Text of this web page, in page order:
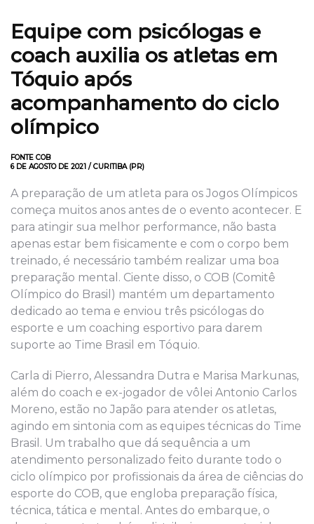
Equipe com psicólogas e
coach auxilia os atletas em
Tóquio após
acompanhamento do ciclo
olímpico
FONTE COB
6 DE AGOSTO DE 2021 / CURITIBA (PR)
A preparação de um atleta para os Jogos Olímpicos
começa muitos anos antes de o evento acontecer. E
para atingir sua melhor performance, não basta
apenas estar bem fisicamente e com o corpo bem
treinado, é necessário também realizar uma boa
preparação mental. Ciente disso, o COB (Comitê
Olímpico do Brasil) mantém um departamento
dedicado ao tema e enviou três psicólogas do
esporte e um coaching esportivo para darem
suporte ao Time Brasil em Tóquio.
Carla di Pierro, Alessandra Dutra e Marisa Markunas,
além do coach e ex-jogador de vôlei Antonio Carlos
Moreno, estão no Japão para atender os atletas,
agindo em sintonia com as equipes técnicas do Time
Brasil. Um trabalho que dá sequência a um
atendimento personalizado feito durante todo o
ciclo olímpico por profissionais da área de ciências do
esporte do COB, que engloba preparação física,
técnica, tática e mental. Antes do embarque, o